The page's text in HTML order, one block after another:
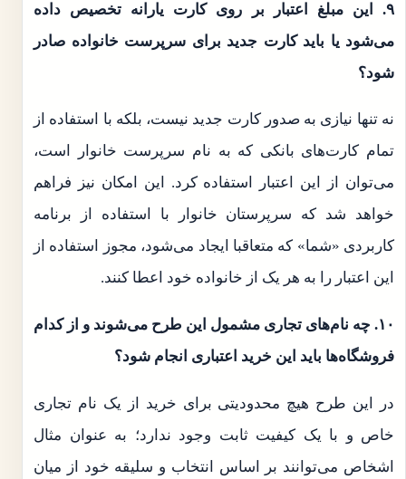
۹. این مبلغ اعتبار بر روی کارت یارانه تخصیص داده
می‌شود یا باید کارت جدید برای سرپرست خانواده صادر
شود؟
نه تنها نیازی به صدور کارت جدید نیست، بلکه با استفاده از
تمام کارت‌های بانکی که به نام سرپرست خانوار است،
می‌توان از این اعتبار استفاده کرد. این امکان نیز فراهم
خواهد شد که سرپرستان خانوار با استفاده از برنامه
کاربردی «شما» که متعاقبا ایجاد می‌شود، مجوز استفاده از
این اعتبار را به هر یک از خانواده خود اعطا کنند.
۱۰. چه نام‌های تجاری مشمول این طرح می‌شوند و از کدام
فروشگاه‌ها باید این خرید اعتباری انجام شود؟
در این طرح هیچ محدودیتی برای خرید از یک نام تجاری
خاص و با یک کیفیت ثابت وجود ندارد؛ به عنوان مثال
اشخاص می‌توانند بر اساس انتخاب و سلیقه خود از میان